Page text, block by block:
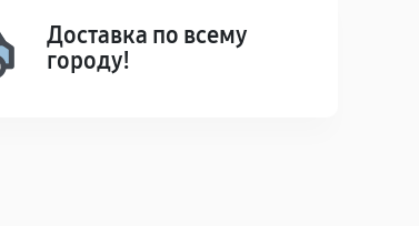
Доставка по всему
городу!